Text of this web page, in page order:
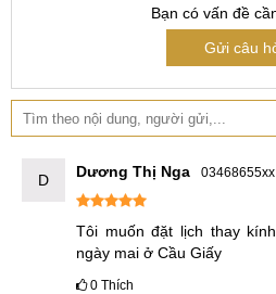
thay màn hình Huawei Y7của
Hình ảnh Huawei Y7 Pro
Ngoài linh kiện thì cửa hàng sửa
chất lượng của dịch vụ thay mặt
Nắm những tiêu chí dưới đây
chữa uy tín:
Bạn có vấn đề
Gửi câu
D Dương Thị Nga 03468655xx
Tôi muốn đặt lịch thay
ngày mai ở Cầu Giấy
0 Thích